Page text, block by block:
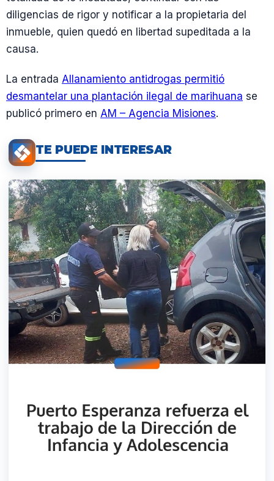
diligencias de rigor y notificar a la propietaria del
inmueble, quien quedó en libertad supeditada a la
causa.
La entrada Allanamiento antidrogas permitió
desmantelar una plantación ilegal de marihuana se
publicó primero en AM – Agencia Misiones.
TE PUEDE INTERESAR